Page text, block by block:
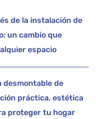
de la instalación de
un cambio que
espacio
desmontable de
práctica, estética
proteger tu hogar